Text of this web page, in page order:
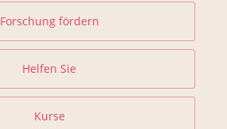
Forschung fördern
Helfen Sie
Kurse